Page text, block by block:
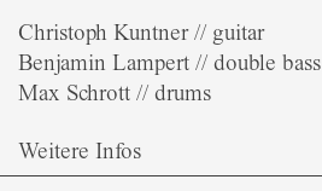
Christoph Kuntner // guitar
Benjamin Lampert // double bass
Max Schrott // drums
Weitere Infos